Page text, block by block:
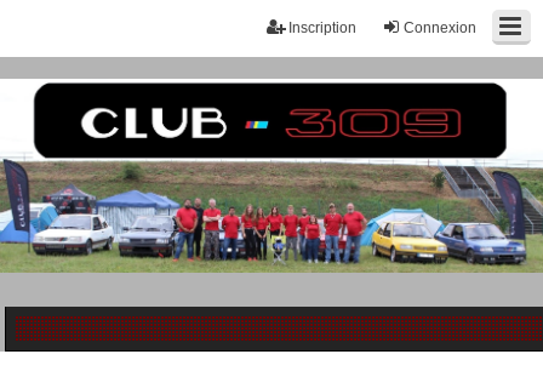
Connexion
Inscription